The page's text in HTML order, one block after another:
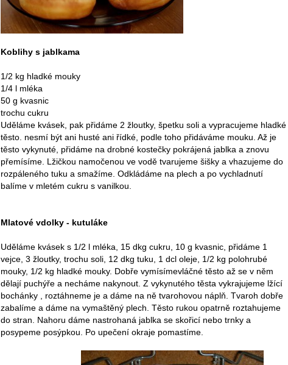
Koblihy s jablkama
1/2 kg hladké mouky
1/4 l mléka
50 g kvasnic
trochu cukru
Uděláme kvásek, pak přidáme 2 žloutky, špetku soli a vypracujeme hladké
těsto. nesmí být ani husté ani řídké, podle toho přidáváme mouku. Až je
těsto vykynuté, přidáme na drobné kostečky pokrájená jablka a znovu
přemísíme. Lžičkou namočenou ve vodě tvarujeme šišky a vhazujeme do
rozpáleného tuku a smažíme. Odkládáme na plech a po vychladnutí
balíme v mletém cukru s vanilkou.
Mlatové vdolky - kutuláke
Uděláme kvásek s 1/2 l mléka, 15 dkg cukru, 10 g kvasnic, přidáme 1
vejce, 3 žloutky, trochu soli, 12 dkg tuku, 1 dcl oleje, 1/2 kg polohrubé
mouky, 1/2 kg hladké mouky. Dobře vymísímevláčné těsto až se v něm
dělají puchýře a necháme nakynout. Z vykynutého těsta vykrajujeme lžící
bochánky , roztáhneme je a dáme na ně tvarohovou náplň. Tvaroh dobře
zabalíme a dáme na vymaštěný plech. Těsto rukou opatrně roztahujeme
do stran. Nahoru dáme nastrohaná jablka se skořicí nebo trnky a
posypeme posýpkou. Po upečení okraje pomastíme.